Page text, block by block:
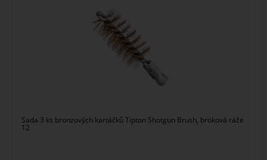
Sada 3 ks bronzových kartáčků Tipton Shotgun Brush, broková ráže
12